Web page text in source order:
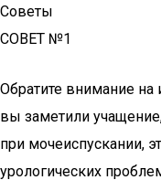
Советы
СОВЕТ №1
Обратите внимание на
вы заметили
при мочеиспускании,
урологических